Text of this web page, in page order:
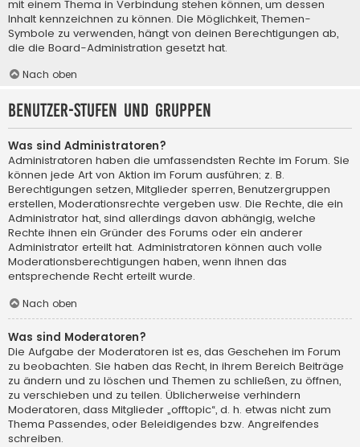
mit einem Thema in Verbindung stehen können, um dessen
Inhalt kennzeichnen zu können. Die Möglichkeit, Themen-
Symbole zu verwenden, hängt von deinen Berechtigungen ab,
die die Board-Administration gesetzt hat.
Nach oben
Benutzer-Stufen und Gruppen
Was sind Administratoren?
Administratoren haben die umfassendsten Rechte im Forum. Sie
können jede Art von Aktion im Forum ausführen; z. B.
Berechtigungen setzen, Mitglieder sperren, Benutzergruppen
erstellen, Moderationsrechte vergeben usw. Die Rechte, die ein
Administrator hat, sind allerdings davon abhängig, welche
Rechte ihnen ein Gründer des Forums oder ein anderer
Administrator erteilt hat. Administratoren können auch volle
Moderationsberechtigungen haben, wenn ihnen das
entsprechende Recht erteilt wurde.
Nach oben
Was sind Moderatoren?
Die Aufgabe der Moderatoren ist es, das Geschehen im Forum
zu beobachten. Sie haben das Recht, in ihrem Bereich Beiträge
zu ändern und zu löschen und Themen zu schließen, zu öffnen,
zu verschieben und zu teilen. Üblicherweise verhindern
Moderatoren, dass Mitglieder „offtopic“, d. h. etwas nicht zum
Thema Passendes, oder Beleidigendes bzw. Angreifendes
schreiben.